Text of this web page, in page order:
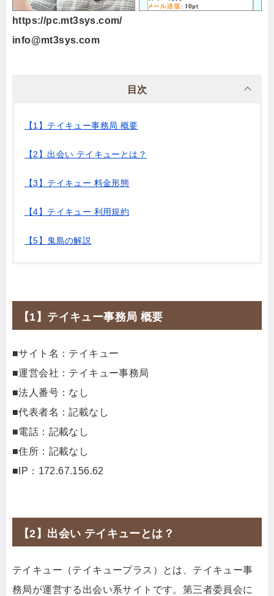
https://pc.mt3sys.com/
info@mt3sys.com
目次
【1】テイキュー事務局 概要
【2】出会い テイキューとは？
【3】テイキュー 料金形態
【4】テイキュー 利用規約
【5】鬼島の解説
【1】テイキュー事務局 概要
■サイト名：テイキュー
■運営会社：テイキュー事務局
■法人番号：なし
■代表者名：記載なし
■電話：記載なし
■住所：記載なし
■IP：172.67.156.62
【2】出会い テイキューとは？
テイキュー（テイキュープラス）とは、テイキュー事
務局が運営する出会い系サイトです。第三者委員会に